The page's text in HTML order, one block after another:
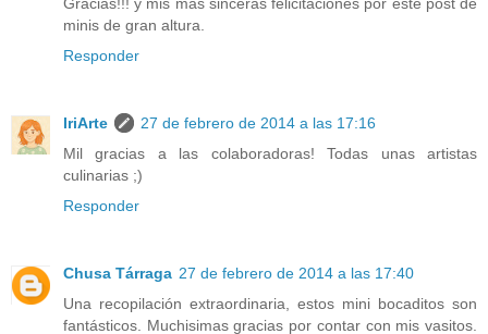
minis de gran altura.
Responder
IriArte
27 de febrero de 2014 a las 17:16
Mil gracias a las colaboradoras! Todas unas artistas
culinarias ;)
Responder
Chusa Tárraga 27 de febrero de 2014 a las 17:40
Una recopilación extraordinaria, estos mini bocaditos son
fantásticos. Muchisimas gracias por contar con mis vasitos.